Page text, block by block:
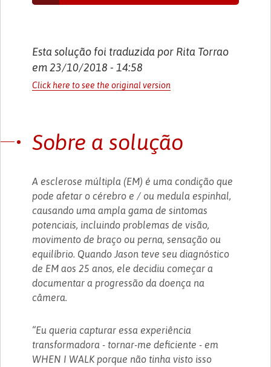
Esta solução foi traduzida por Rita Torrao
em 23/10/2018 - 14:58
Click here to see the original version
Sobre a solução
A esclerose múltipla (EM) é uma condição que
pode afetar o cérebro e / ou medula espinhal,
causando uma ampla gama de sintomas
potenciais, incluindo problemas de visão,
movimento de braço ou perna, sensação ou
equilíbrio. Quando Jason teve seu diagnóstico
de EM aos 25 anos, ele decidiu começar a
documentar a progressão da doença na
câmera.
“Eu queria capturar essa experiência
transformadora - tornar-me deficiente - em
WHEN I WALK porque não tinha visto isso